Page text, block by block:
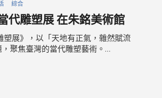
綜合
代雕塑展 在朱銘美術館
塑展》，以「天地有正氣，雜然賦流
聚焦臺灣的當代雕塑藝術。…